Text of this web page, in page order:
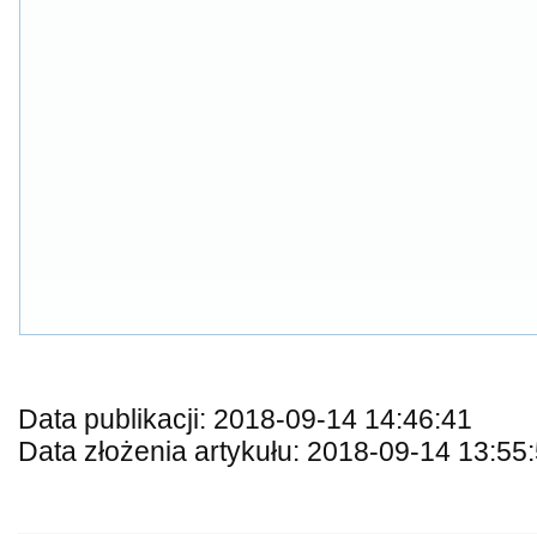
Data publikacji: 2018-09-14 14:46:41
Data złożenia artykułu: 2018-09-14